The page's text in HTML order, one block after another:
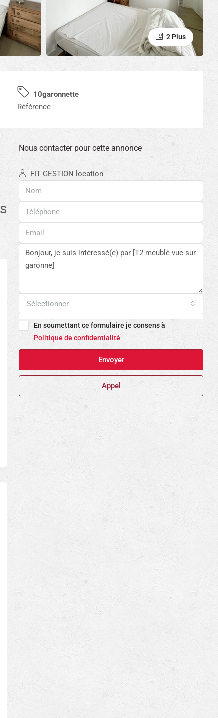
2 Plus
10garonnette
Référence
Nous contacter pour cette annonce
FIT GESTION location
Sélectionner
En soumettant ce formulaire je consens à
Politique de confidentialité
Envoyer
Appel